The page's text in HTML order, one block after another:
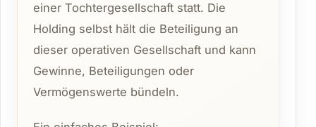
einer Tochtergesellschaft statt. Die
Holding selbst hält die Beteiligung an
dieser operativen Gesellschaft und kann
Gewinne, Beteiligungen oder
Vermögenswerte bündeln.